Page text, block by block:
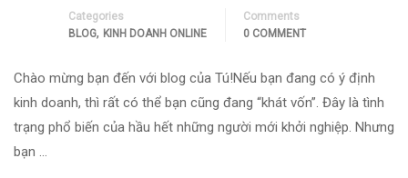
Categories
BLOG, KINH DOANH ONLINE
Comments
0 COMMENT
Chào mừng bạn đến với blog của Tú!Nếu bạn đang có ý định
kinh doanh, thì rất có thể bạn cũng đang “khát vốn”. Đây là tình
trạng phổ biến của hầu hết những người mới khởi nghiệp. Nhưng
bạn …